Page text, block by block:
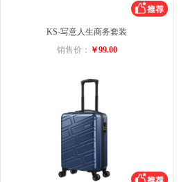
KS-写意人生商务套装
销售价： ￥99.00